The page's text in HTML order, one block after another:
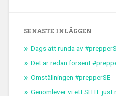
SENASTE INLÄGGEN
Dags att runda av
Det är redan försent
Omställningen #prepperSE
Genomlever vi ett SHTF just